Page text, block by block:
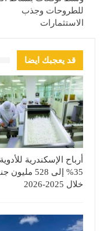
للطروحات وجذب
الاستثمارات
قد يعجبك ايضا
أرباح الإسكندرية
35% إلى 528 مليون
خلال 2025-2026